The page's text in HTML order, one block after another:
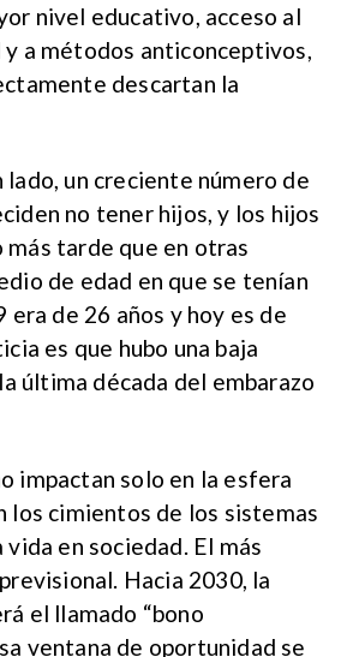
nivel educativo, acceso al
a métodos anticonceptivos,
descartan la
lado, un creciente número de
no tener hijos, y los hijos
más tarde que en otras
de edad en que se tenían
era de 26 años y hoy es de
es que hubo una baja
última década del embarazo
impactan solo en la esfera
los cimientos de los sistemas
en sociedad. El más
Hacia 2030, la
el llamado “bono
ventana de oportunidad se